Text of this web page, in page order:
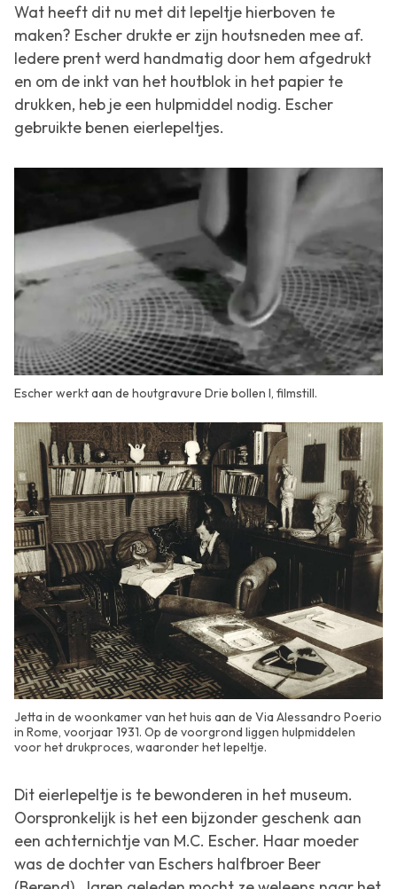
Wat heeft dit nu met dit lepeltje hierboven te
maken? Escher drukte er zijn houtsneden mee af.
Iedere prent werd handmatig door hem afgedrukt
en om de inkt van het houtblok in het papier te
drukken, heb je een hulpmiddel nodig. Escher
gebruikte benen eierlepeltjes.
Escher werkt aan de houtgravure Drie bollen I, filmstill.
Jetta in de woonkamer van het huis aan de Via Alessandro Poerio
in Rome, voorjaar 1931. Op de voorgrond liggen hulpmiddelen
voor het drukproces, waaronder het lepeltje.
Dit eierlepeltje is te bewonderen in het museum.
Oorspronkelijk is het een bijzonder geschenk aan
een achternichtje van M.C. Escher. Haar moeder
was de dochter van Eschers halfbroer Beer